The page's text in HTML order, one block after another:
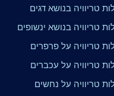
טריוויה בנושא דגים
טריוויה בנושא ינשופים
טריוויה על פרפרים
טריוויה על עכברים
טריוויה על נחשים